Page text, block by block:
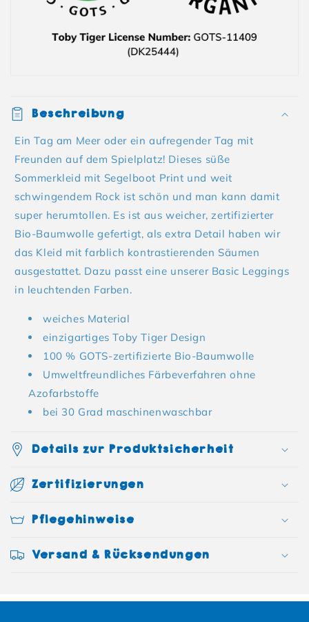
Beschreibung
Ein Tag am Meer oder ein aufregender Tag mit
Freunden auf dem Spielplatz! Dieses süße
Sommerkleid mit Segelboot Print und weit
schwingendem Rock ist schön und man kann damit
super herumtollen. Es ist aus weicher, zertifizierter
Bio-Baumwolle gefertigt, als extra Detail haben wir
das Kleid mit farblich kontrastierenden Säumen
ausgestattet. Dazu passt eine unserer Basic Leggings
in leuchtenden Farben.
weiches Material
einzigartiges Toby Tiger Design
100 % GOTS-zertifizierte Bio-Baumwolle
Umweltfreundliches Färbeverfahren ohne
Azofarbstoffe
bei 30 Grad maschinenwaschbar
Details zur Produktsicherheit
Zertifizierungen
Pflegehinweise
Versand & Rücksendungen